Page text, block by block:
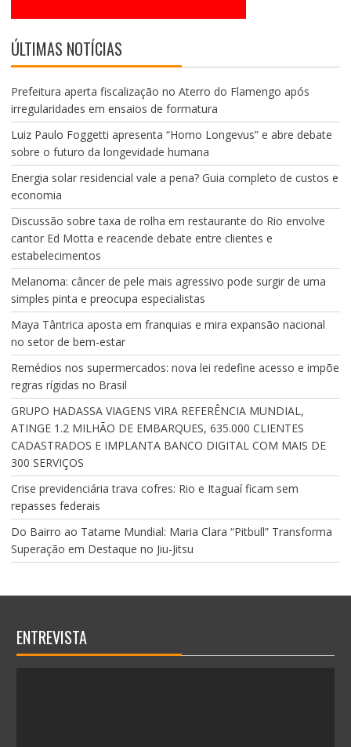
ÚLTIMAS NOTÍCIAS
Prefeitura aperta fiscalização no Aterro do Flamengo após
irregularidades em ensaios de formatura
Luiz Paulo Foggetti apresenta “Homo Longevus” e abre debate
sobre o futuro da longevidade humana
Energia solar residencial vale a pena? Guia completo de custos e
economia
Discussão sobre taxa de rolha em restaurante do Rio envolve
cantor Ed Motta e reacende debate entre clientes e
estabelecimentos
Melanoma: câncer de pele mais agressivo pode surgir de uma
simples pinta e preocupa especialistas
Maya Tântrica aposta em franquias e mira expansão nacional
no setor de bem-estar
Remédios nos supermercados: nova lei redefine acesso e impõe
regras rígidas no Brasil
GRUPO HADASSA VIAGENS VIRA REFERÊNCIA MUNDIAL,
ATINGE 1.2 MILHÃO DE EMBARQUES, 635.000 CLIENTES
CADASTRADOS E IMPLANTA BANCO DIGITAL COM MAIS DE
300 SERVIÇOS
Crise previdenciária trava cofres: Rio e Itaguaí ficam sem
repasses federais
Do Bairro ao Tatame Mundial: Maria Clara “Pitbull” Transforma
Superação em Destaque no Jiu-Jitsu
ENTREVISTA